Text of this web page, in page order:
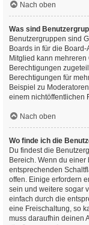
Nach oben
Was sind
Benutzergruppen sind
Boards in für die
Mitglied kann
Berechtigungen
Berechtigungen für
Beispiel zu
einem nichtöffentlichen
Nach oben
Wo finde ich die
Du findest die
Bereich. Wenn du
entsprechenden
offen. Einige erfordern
sein und weitere sogar
einfach durch die
eine Freischaltung, so
muss daraufhin deinen